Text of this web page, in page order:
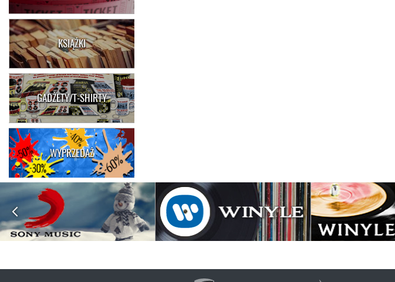
KSIĄŻKI
GADŻETY/T-SHIRTY
WYPRZEDAŻ